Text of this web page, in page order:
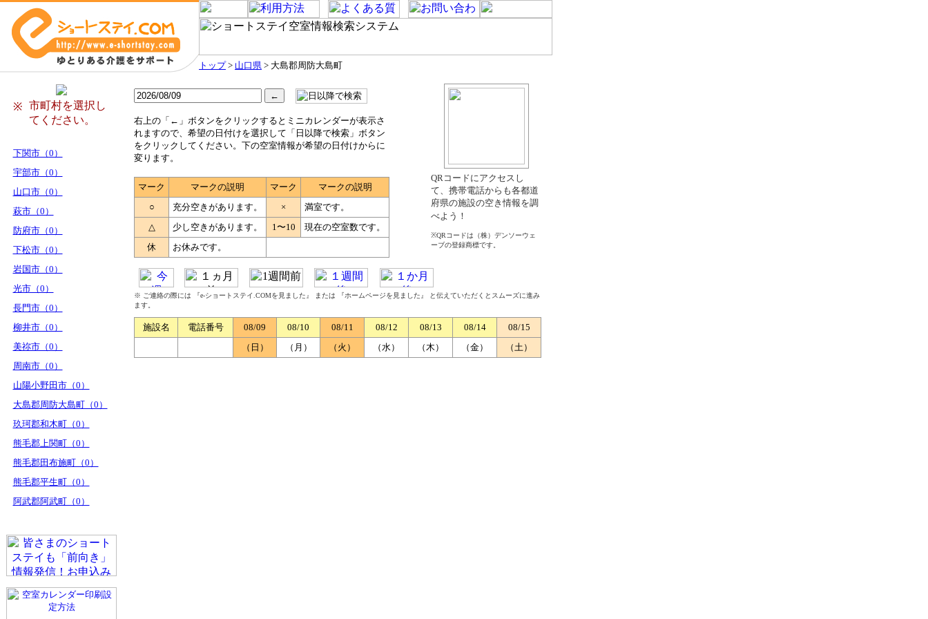
トップ> 山口県 > 大島郡周防大島町
※
市町村を選択し
てください。
下関市（0）
宇部市（0）
山口市（0）
萩市（0）
防府市（0）
下松市（0）
岩国市（0）
光市（0）
長門市（0）
柳井市（0）
美祢市（0）
周南市（0）
山陽小野田市（0）
大島郡周防大島町（0）
玖珂郡和木町（0）
熊毛郡上関町（0）
熊毛郡田布施町（0）
熊毛郡平生町（0）
阿武郡阿武町（0）
右上の「←」ボタンをクリックするとミニカレンダーが表示さ
れますので、希望の日付けを選択して「日以降で検索」ボタン
をクリックしてください。下の空室情報が希望の日付けからに
変ります。
マーク マークの説明 マーク
マークの説明
○
充分空きがあります。 ×
満室です。
△
少し空きがあります。 1〜10
現在の空室数です。
休
お休みです。
QRコードにアクセスし
て、携帯電話からも各都道
府県の施設の空き情報を調
べよう！
※QRコードは（株）デンソーウェ
ーブの登録商標です。
※ ご連絡の際には 『e-ショートステイ.COMを見ました』 または 『ホームページを見ました』 と伝えていただくとスムーズに進み
ます。
施設名 電話番号 08/09 08/10 08/11 08/12 08/13 08/14
08/15
（日）
（月） （火） （水） （木） （金） （土）